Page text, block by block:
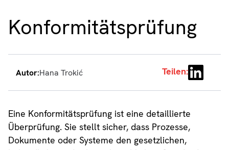
Konformitätsprüfung
Autor:Hana Trokić Teilen:
Eine Konformitätsprüfung ist eine detaillierte
Überprüfung. Sie stellt sicher, dass Prozesse,
Dokumente oder Systeme den gesetzlichen,